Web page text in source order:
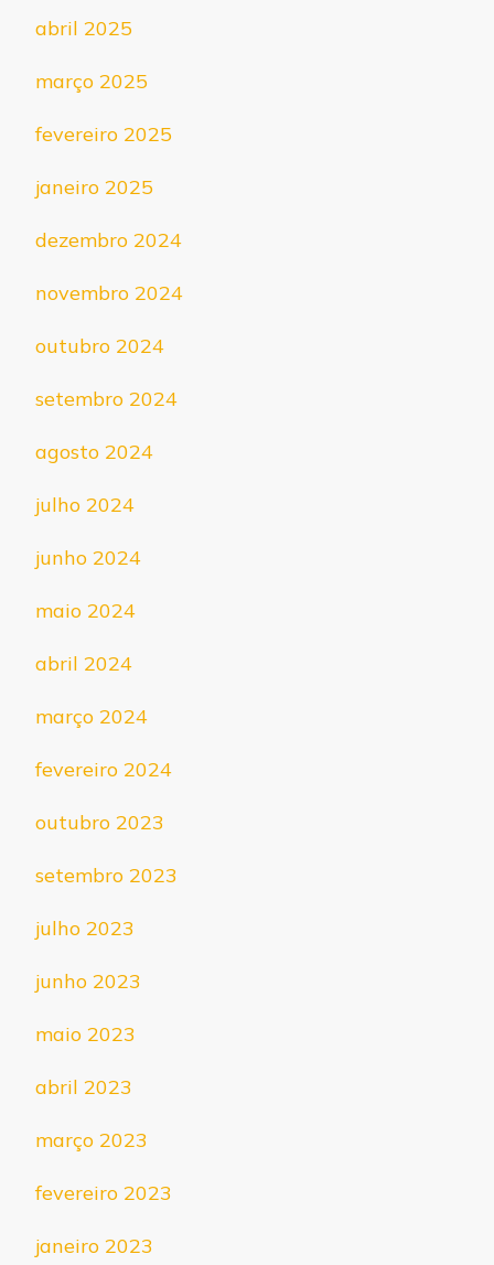
abril 2025
março 2025
fevereiro 2025
janeiro 2025
dezembro 2024
novembro 2024
outubro 2024
setembro 2024
agosto 2024
julho 2024
junho 2024
maio 2024
abril 2024
março 2024
fevereiro 2024
outubro 2023
setembro 2023
julho 2023
junho 2023
maio 2023
abril 2023
março 2023
fevereiro 2023
janeiro 2023